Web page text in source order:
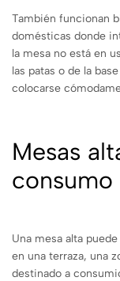
También funcionan
domésticas donde
la mesa no está en
las patas o de la
colocarse
Mesas
Una mesa alta
en una terraza, una
destinado a